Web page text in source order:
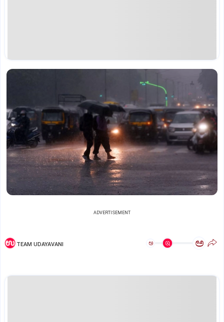
ADVERTISEMENT
TEAM UDAYAVANI ಅ ಅ